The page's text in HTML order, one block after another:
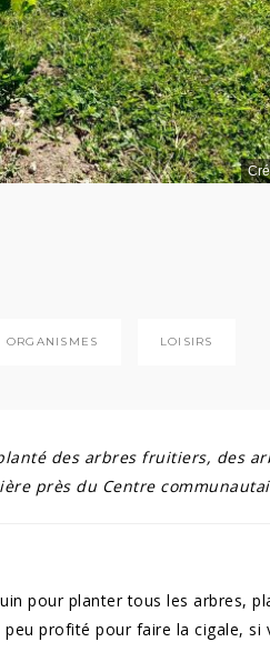
ORGANISMES LOISIRS
des arbres fruitiers, des
près du Centre
pour planter tous les arbres,
profité pour faire la cigale, si